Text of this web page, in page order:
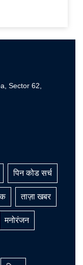
Sector 62,
पिन कोड सर्च
ताज़ा खबर
मनोरंजन